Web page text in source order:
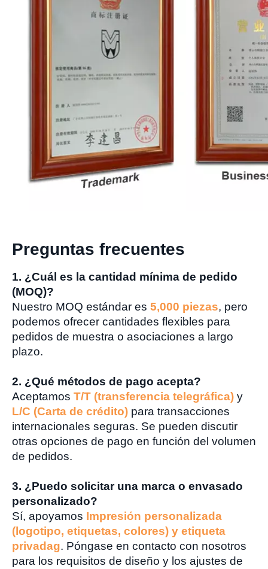
Preguntas frecuentes
1. ¿Cuál es la cantidad mínima de pedido
(MOQ)?
Nuestro MOQ estándar es 5,000 piezas, pero
podemos ofrecer cantidades flexibles para
pedidos de muestra o asociaciones a largo
plazo.
2. ¿Qué métodos de pago acepta?
Aceptamos T/T (transferencia telegráfica) y
L/C (Carta de crédito) para transacciones
internacionales seguras. Se pueden discutir
otras opciones de pago en función del volumen
de pedidos.
3. ¿Puedo solicitar una marca o envasado
personalizado?
Sí, apoyamos Impresión personalizada
(logotipo, etiquetas, colores) y etiqueta
privadag. Póngase en contacto con nosotros
para los requisitos de diseño y los ajustes de